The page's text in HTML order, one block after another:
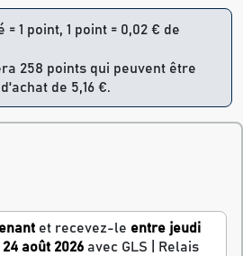
= 1 point, 1 point = 0,02 € de
258 points qui peuvent être
de 5,16 €.
et recevez-le entre jeudi
août 2026 avec GLS | Relais